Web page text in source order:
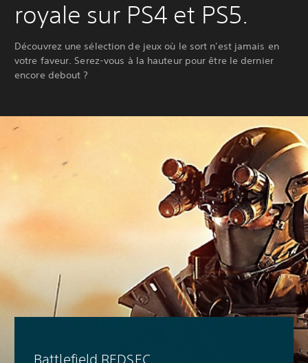
royale sur PS4 et PS5.
Découvrez une sélection de jeux où le sort n'est jamais en
votre faveur. Serez-vous à la hauteur pour être le dernier
encore debout ?
Battlefield REDSEC